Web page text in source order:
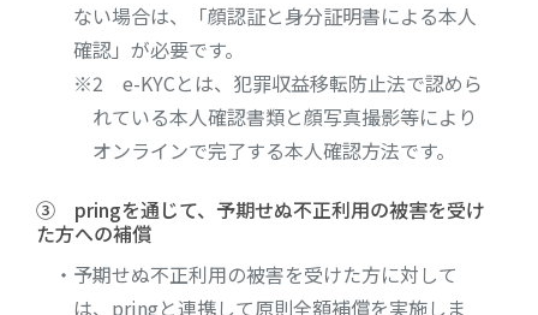
ない場合は、「顔認証と身分証明書による本人
確認」が必要です。
※2 e-KYCとは、犯罪収益移転防止法で認めら
れている本人確認書類と顔写真撮影等により
オンラインで完了する本人確認方法です。
③ pringを通じて、予期せぬ不正利用の被害を受け
た方への補償
・予期せぬ不正利用の被害を受けた方に対して
は、pringと連携して原則全額補償を実施しま